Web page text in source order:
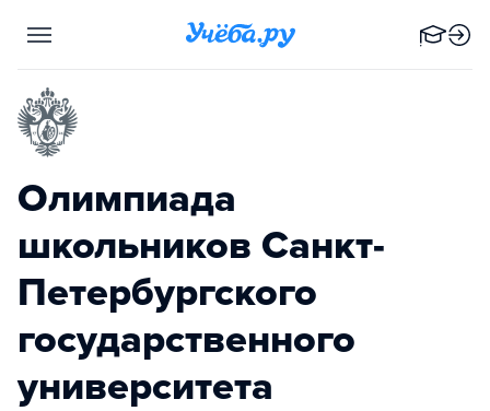
Олимпиада
школьников Санкт-
Петербургского
государственного
университета